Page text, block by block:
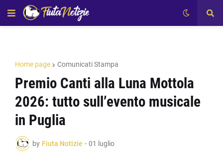
Home page Comunicati Stampa
Premio Canti alla Luna Mottola
2026: tutto sull’evento musicale
in Puglia
by Fiuta Notizie - 01 luglio